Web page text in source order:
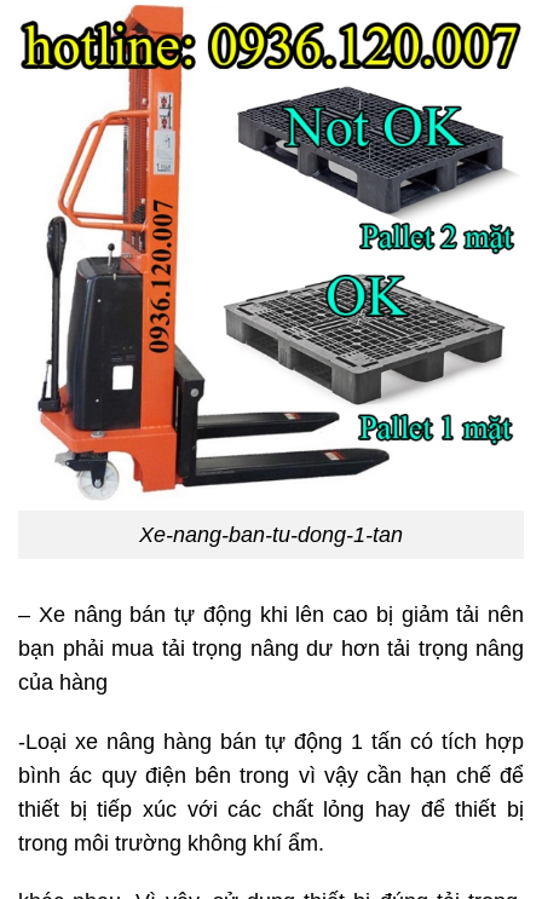
Xe-nang-ban-tu-dong-1-tan
– Xe nâng bán tự động khi lên cao bị giảm tải nên
bạn phải mua tải trọng nâng dư hơn tải trọng nâng
của hàng
-Loại xe nâng hàng bán tự động 1 tấn có tích hợp
bình ác quy điện bên trong vì vậy cần hạn chế để
thiết bị tiếp xúc với các chất lỏng hay để thiết bị
trong môi trường không khí ẩm.